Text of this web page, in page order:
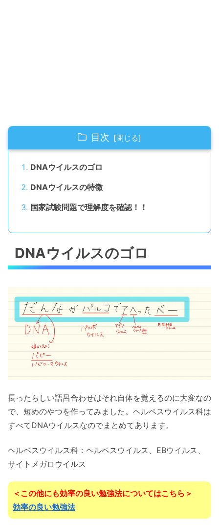
目次
DNAウイルスのゴロ
DNAウイルスの特徴
国家試験問題で理解度を確認！！
DNAウイルスのゴロ
長ったらしい語呂合わせはそれ自体を覚えるのに大変なの
で、短めのやつを作ってみました。ヘルペスウイルス科は
すべてDNAウイルスなのでまとめてあります。
ヘルペスウイルス科：ヘルペスウイルス、EBウイルス、
サイトメガロウイルス
＜この他にも効率の良い勉強法についてはこちら＞
効率の良い勉強法